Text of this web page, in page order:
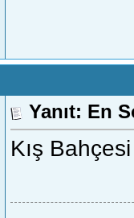
Yanıt: En
Kış Bahçesi